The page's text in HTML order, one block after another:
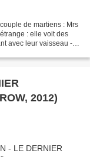
de martiens : Mrs
: elle voit des
avec leur vaisseau -
2012)